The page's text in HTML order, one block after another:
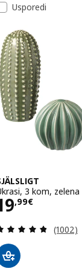
Usporedi
3 kom, zelena
,99€
(1002)